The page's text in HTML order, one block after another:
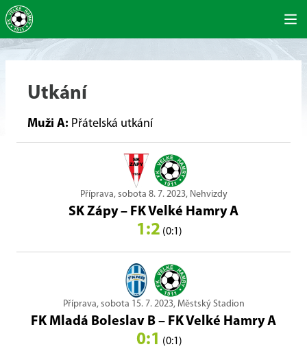
Utkání
Muži A: Přátelská utkání
Příprava, sobota 8. 7. 2023, Nehvizdy
SK Zápy– FK Velké Hamry A
1:2 (0:1)
Příprava, sobota 15. 7. 2023, Městský Stadion
FK Mladá Boleslav B – FK Velké Hamry A
0:1 (0:1)